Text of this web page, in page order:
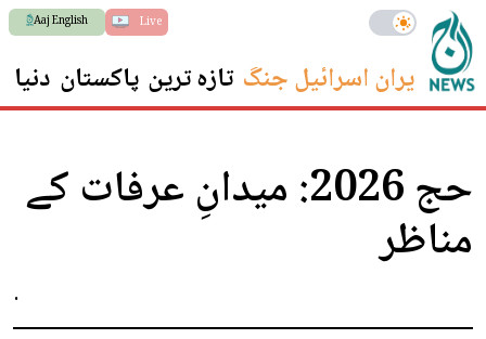
Live
Aaj English
ایران اسرائیل جنگ تازہ ترین پاکستان دنیا
حج 2026: میدانِ عرفات کے
مناظر
.